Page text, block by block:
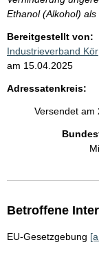
Ethanol (Alkohol)
Bereitgestellt von:
Industrieverband
am 15.04.2025
Adressatenkreis:
Versendet am
Betroffene
EU-Gesetzgebung